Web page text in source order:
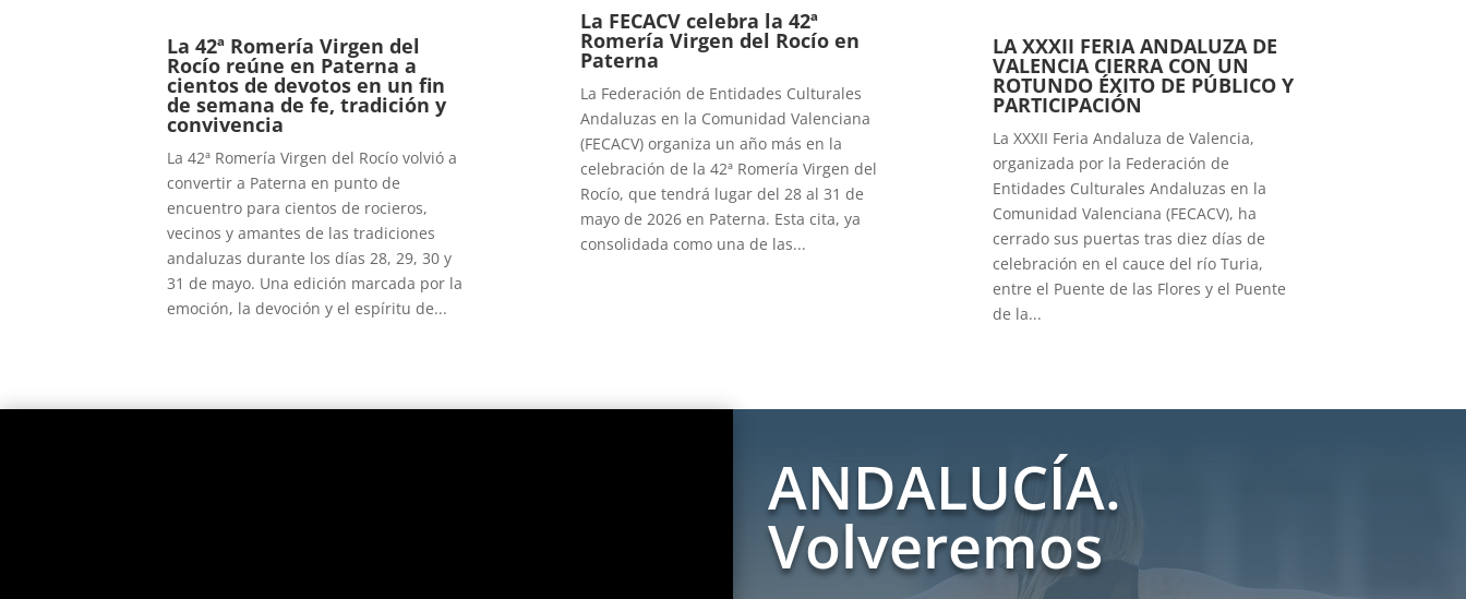
La 42ª Romería Virgen del
Rocío reúne en Paterna a
cientos de devotos en un fin
de semana de fe, tradición y
convivencia
La 42ª Romería Virgen del Rocío volvió a
convertir a Paterna en punto de
encuentro para cientos de rocieros,
vecinos y amantes de las tradiciones
andaluzas durante los días 28, 29, 30 y
31 de mayo. Una edición marcada por la
emoción, la devoción y el espíritu de...
La FECACV celebra la 42ª
Romería Virgen del Rocío en
Paterna
La Federación de Entidades Culturales
Andaluzas en la Comunidad Valenciana
(FECACV) organiza un año más en la
celebración de la 42ª Romería Virgen del
Rocío, que tendrá lugar del 28 al 31 de
mayo de 2026 en Paterna. Esta cita, ya
consolidada como una de las...
LA XXXII FERIA ANDALUZA DE
VALENCIA CIERRA CON UN
ROTUNDO ÉXITO DE PÚBLICO Y
PARTICIPACIÓN
La XXXII Feria Andaluza de Valencia,
organizada por la Federación de
Entidades Culturales Andaluzas en la
Comunidad Valenciana (FECACV), ha
cerrado sus puertas tras diez días de
celebración en el cauce del río Turia,
entre el Puente de las Flores y el Puente
de la...
ANDALUCÍA.
Volveremos